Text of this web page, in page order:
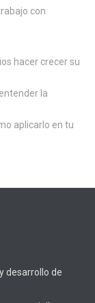
con
hacer crecer su
la
aplicarlo en tu
desarrollo de